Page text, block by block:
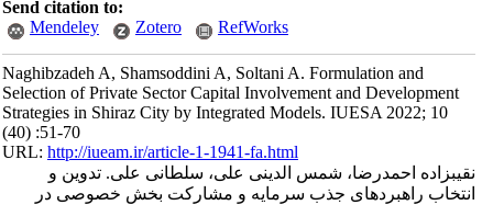
Send citation to:
Mendeley
Zotero RefWorks
Naghibzadeh A, Shamsoddini A, Soltani A. Formulation and
Selection of Private Sector Capital Involvement and Development
Strategies in Shiraz City by Integrated Models. IUESA 2022; 10
(40) :51-70
URL:http://iueam.ir/article-1-1941-fa.html
نقیب‎زاده احمدرضا، شمس‎ الدینی علی، سلطانی علی. تدوین و
انتخاب راهبردهای جذب سرمایه و مشارکت بخش خصوصی در